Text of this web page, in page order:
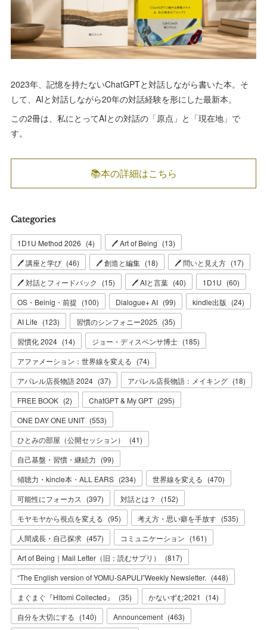
2023年、記憶を持たないChatGPTと対話しながら書いた本。そ
して、AIと対話しながら20年の対話経験を形にした最新本。
この2冊は、私にとってAIとの対話の「原点」と「現在地」で
す。
📚本の詳細はこちら
Categories
1D1U Method 2026 (4) 🖊 Art of Being (13)
🖊 講座と学び (46) 🖊 創造と編集 (18) 🖊 問いと見え方 (17)
🖊 対話とフィードバック
(15) 🖊 AIと言葉 (40) 1D1U (60)
OS・Beinig・前提 (100) Dialogue+ AI (99) kindle出版 (24)
AI Life (123) 習慣のシンフォニー2025 (35)
習慣化 2024 (14) ジョー・ディスペンサ博士 (185)
アファメーション：世界線を変える (74)
アパレル店長物語 2024 (37) アパレル店長物語：メイキング (18)
FREE BOOK (2) ChatGPT & My GPT (295)
ONE DAY ONE UNIT (553)
ひとみの部屋（公開セッション）
(41)
自己基盤・習慣・継続力 (99)
傾聴力・kincle本・ALL EARS (234) 世界線を変える (470)
可能性にフォーカス
(397) 対話とは？ (152)
モヤモヤから視点を変える (95) 考え方・思い癖を手放す (535)
人間成長・自己探求 (457) コミュニケーション (161)
Art of Being｜Mail Letter（旧：読むサプリ）
(817)
“The English version of YOMU-SAPULI”Weekly Newsletter. (448)
まぐまぐ『Hitomi Collected』
(35) かないずむ2021 (14)
自分を大切にする (140) Announcement (463)